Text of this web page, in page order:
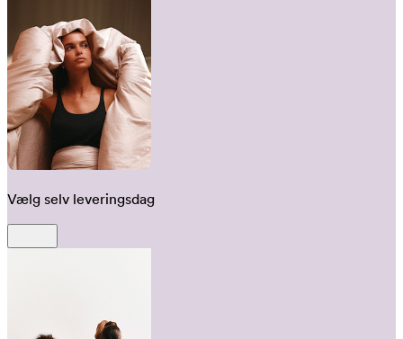
Vælg selv leveringsdag